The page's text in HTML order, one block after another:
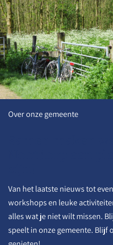
Over onze gemeente
Van het laatste nieuws tot
workshops en leuke
alles wat je niet wilt missen.
speelt in onze gemeente. Blijf